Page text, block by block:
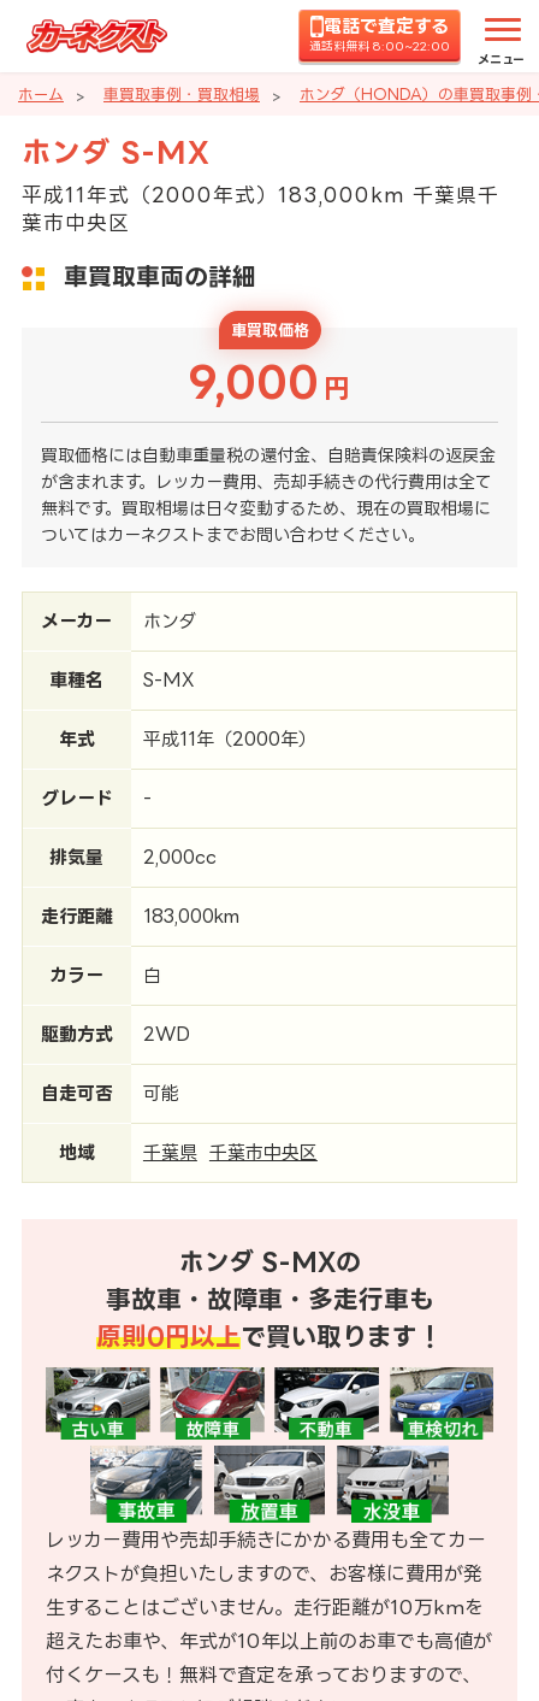
電話で査定する
通話料無料 8:00~22:00
メニュー
ホーム 車買取事例・買取相場 ホンダ（HONDA）の車買取事例
ホンダ S-MX
平成11年式（2000年式）183,000km 千葉県千
葉市中央区
車買取車両の詳細
車買取価格
9,000 円
買取価格には自動車重量税の還付金、自賠責保険料の返戻金
が含まれます。レッカー費用、売却手続きの代行費用は全て
無料です。買取相場は日々変動するため、現在の買取相場に
ついてはカーネクストまでお問い合わせください。
メーカー ホンダ
車種名 S-MX
年式 平成11年（2000年）
グレード -
排気量 2,000cc
走行距離 183,000km
カラー 白
駆動方式 2WD
自走可否 可能
地域 千葉県 千葉市中央区
ホンダ S-MXの
事故車・故障車・多走行車も
原則0円以上で買い取ります！
レッカー費用や売却手続きにかかる費用も全てカー
ネクストが負担いたしますので、お客様に費用が発
生することはございません。走行距離が10万kmを
超えたお車や、年式が10年以上前のお車でも高値が
付くケースも！無料で査定を承っておりますので、